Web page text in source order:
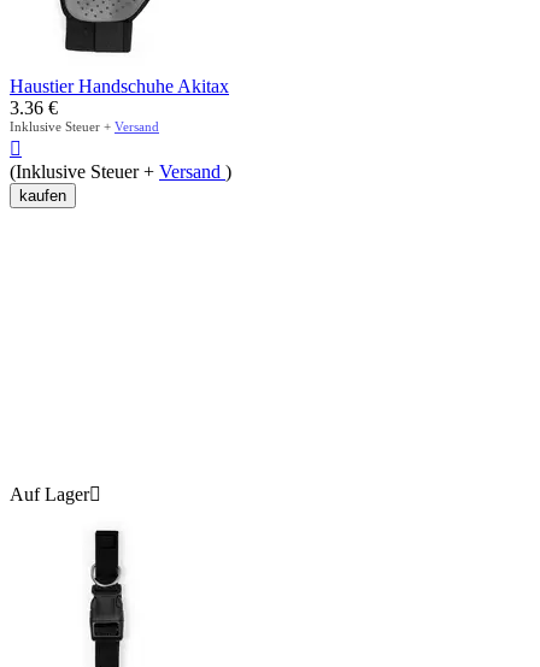
Haustier Handschuhe Akitax
3.36 €
Inklusive Steuer + Versand

(Inklusive Steuer + Versand )
kaufen
Auf Lager